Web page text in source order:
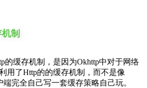
制
的缓存机制，是因为Okhttp中对于网络
用了Http的的缓存机制，而不是像
完全自己写一套缓存策略自己玩。